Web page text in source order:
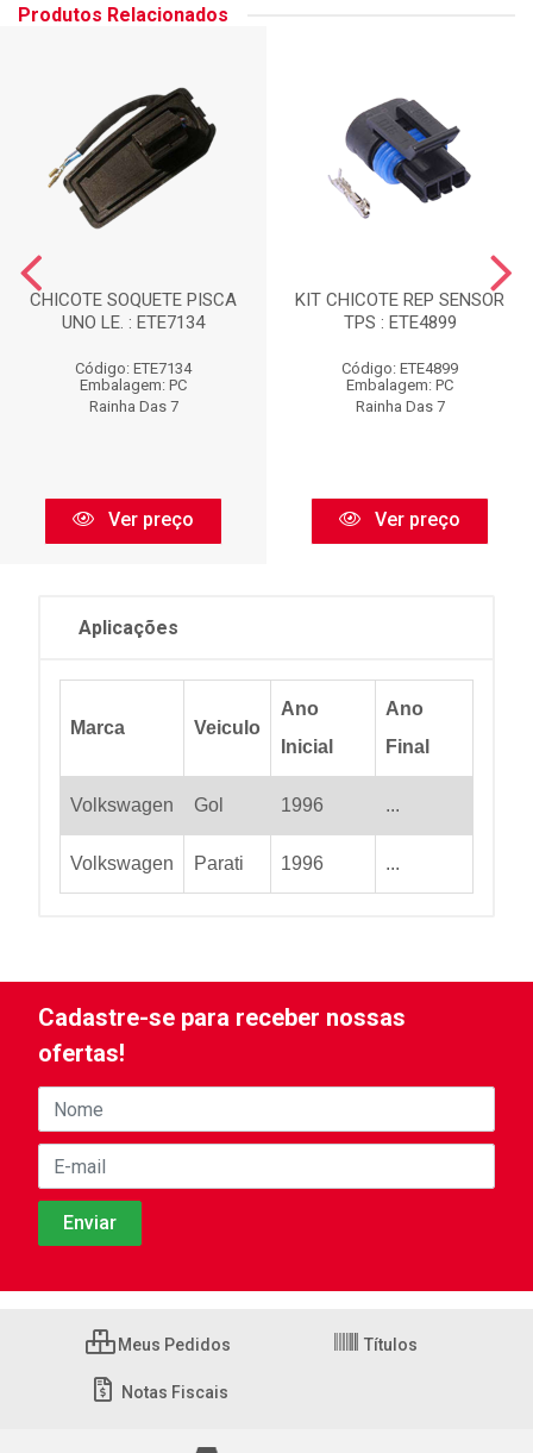
Produtos Relacionados
CHICOTE SOQUETE PISCA
UNO LE. : ETE7134
Código: ETE7134
Embalagem: PC
Rainha Das 7
Ver preço
KIT CHICOTE REP SENSOR
TPS : ETE4899
Código: ETE4899
Embalagem: PC
Rainha Das 7
Ver preço
Aplicações
Marca Veiculo
Ano
Inicial
Ano
Final
Volkswagen Gol 1996 ...
Volkswagen Parati 1996 ...
Cadastre-se para receber nossas
ofertas!
Meus Pedidos Títulos
Notas Fiscais